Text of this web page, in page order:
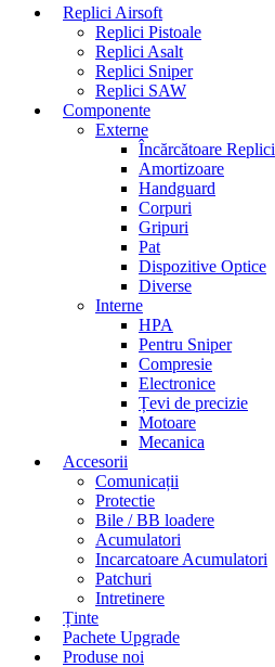
Replici Airsoft
Replici Pistoale
Replici Asalt
Replici Sniper
Replici SAW
Componente
Externe
Încărcătoare Replici
Amortizoare
Handguard
Corpuri
Gripuri
Pat
Dispozitive Optice
Diverse
Interne
HPA
Pentru Sniper
Compresie
Electronice
Țevi de precizie
Motoare
Mecanica
Accesorii
Comunicații
Protectie
Bile / BB loadere
Acumulatori
Incarcatoare Acumulatori
Patchuri
Intretinere
Ținte
Pachete Upgrade
Produse noi